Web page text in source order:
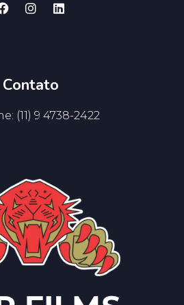
Contato
(11) 9 4738-2422